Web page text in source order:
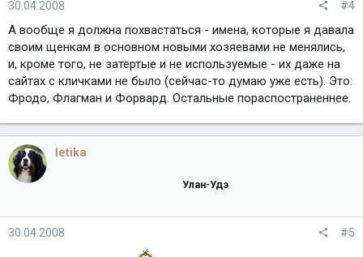
30.04.2008 #4
А вообще я должна похвастаться - имена, которые я давала
своим щенкам в основном новыми хозяевами не менялись,
и, кроме того, не затертые и не используемые - их даже на
сайтах с кличками не было (сейчас-то думаю уже есть). Это:
Фродо, Флагман и Форвард. Остальные пораспостраненнее.
letika
Улан-Удэ
30.04.2008 #5